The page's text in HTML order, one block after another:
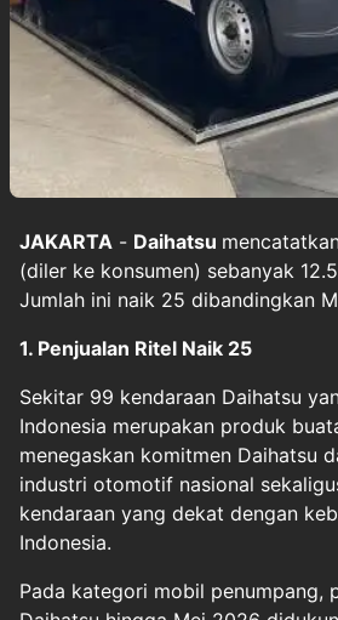
JAKARTA - Daihatsu
(diler ke konsumen) sebanyak
Jumlah ini naik 25 dibandingkan
1. Penjualan Ritel Naik 25
Sekitar 99 kendaraan Daihatsu
Indonesia merupakan produk
menegaskan komitmen Daihatsu
industri otomotif nasional
kendaraan yang dekat dengan
Indonesia.
Pada kategori mobil penumpang,